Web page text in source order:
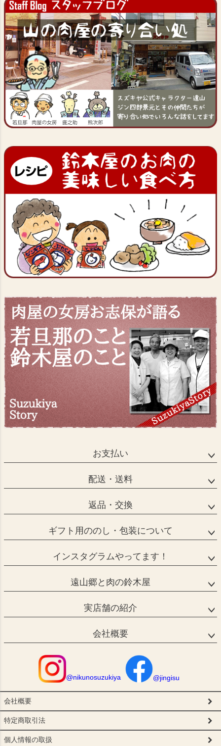
へ
お支払い
配送・送料
返品・交換
ギフト用ののし・包装について
インスタグラムやってます！
遠山郷と肉の鈴木屋
実店舗の紹介
会社概要
会社概要
特定商取引法
個人情報の取扱
@nikunosuzukiya @jingisu